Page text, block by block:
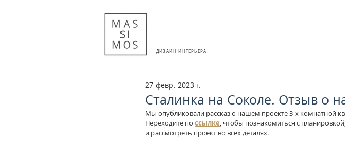
ДИЗАЙН ИНТЕРЬЕРА
Сталинка на Соколе. Отзыв о
27 февр. 2023 г.
Мы опубликовали рассказ о нашем проекте 3-х комнатной
Переходите по ссылке, чтобы познакомиться с
и рассмотреть проект во всех деталях.